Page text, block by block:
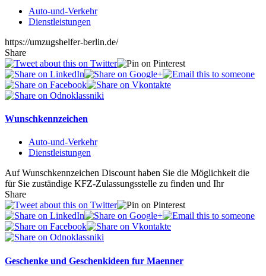
Auto-und-Verkehr
Dienstleistungen
https://umzugshelfer-berlin.de/
Share
Wunschkennzeichen
Auto-und-Verkehr
Dienstleistungen
Auf Wunschkennzeichen Discount haben Sie die Möglichkeit die
für Sie zuständige KFZ-Zulassungsstelle zu finden und Ihr
Share
Geschenke und Geschenkideen fur Maenner